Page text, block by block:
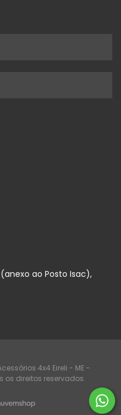
ao Posto Isac),
4x4 Eireli - ME -
os direitos reservados.